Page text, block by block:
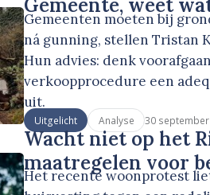
Gemeente, weet
Gemeenten moeten bij
ná gunning, stellen Tristan
Hun advies: denk
verkoopprocedure een
uit.
Uitgelicht Analyse 30 september
Wacht niet op het
maatregelen voor
Het recente woonprotest